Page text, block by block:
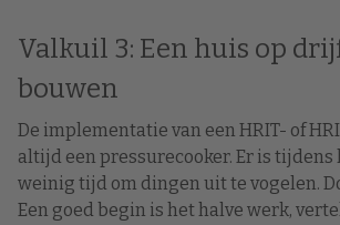
Valkuil 3: Een huis op
bouwen
De implementatie van een HRIT- of
altijd een pressurecooker. Er is
weinig tijd om dingen uit te vogelen.
Een goed begin is het halve werk,